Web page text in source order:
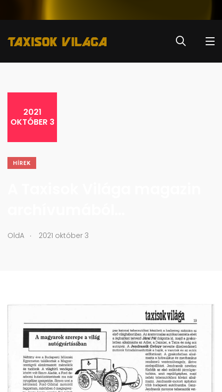
2021
OKTÓBER 3
HÍREK
OldA . 2021 október 3